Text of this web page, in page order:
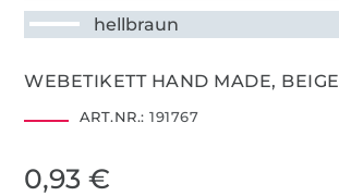
hellbraun
WEBETIKETT HAND MADE, BEIGE
ART.NR.: 191767
0,93 €